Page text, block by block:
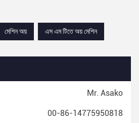
মেশিন অয় এস এম টিতে অয় মেশিন
Mr. Asako
00-86-14775950818